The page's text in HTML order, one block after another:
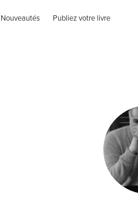
Nouveautés Publiez votre livre